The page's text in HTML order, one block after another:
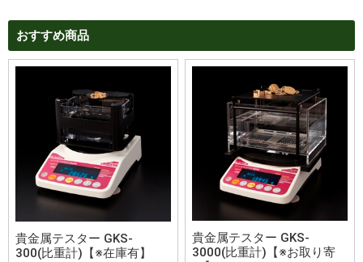
おすすめ商品
貴金属テスター GKS-
300(比重計)【※在庫有】
貴金属テスター GKS-
3000(比重計)【※お取り寄